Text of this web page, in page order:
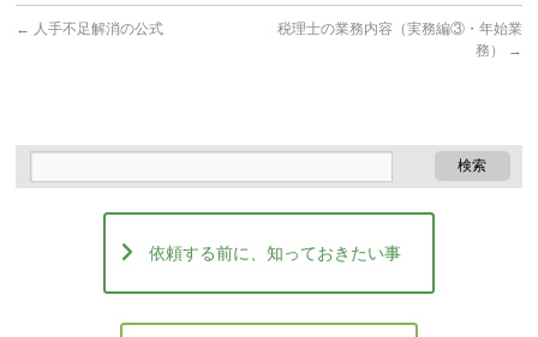
← 人手不足解消の公式
税理士の業務内容（実務編③・年始業
務）
→
依頼する前に、知っておきたい事